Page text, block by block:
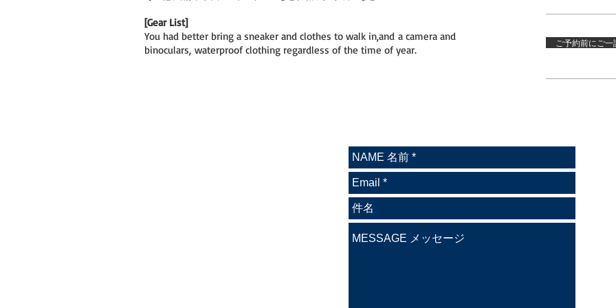
[Gear List]
You had better bring a sneaker and clothes to walk in,and a camera and
binoculars, waterproof clothing regardless of the time of year.
ご予約前にご